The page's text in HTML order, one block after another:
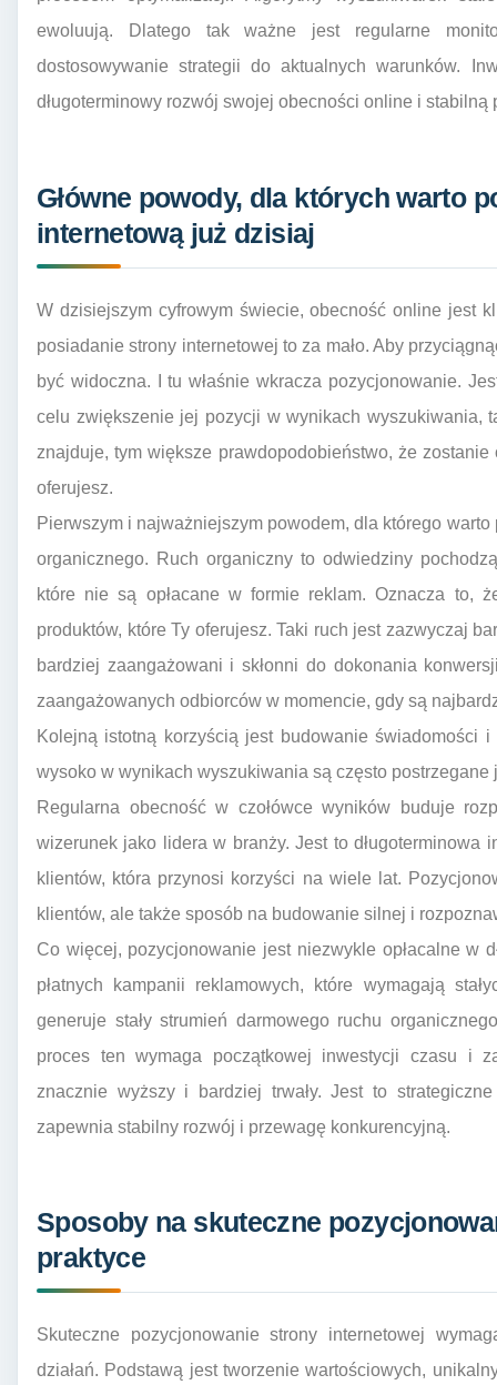
ewoluują. Dlatego tak ważne jest regularne
dostosowywanie strategii do aktualnych warunków.
długoterminowy rozwój swojej obecności online i
Główne powody, dla których warto
internetową już dzisiaj
W dzisiejszym cyfrowym świecie, obecność online jest
posiadanie strony internetowej to za mało. Aby
być widoczna. I tu właśnie wkracza pozycjonowanie.
celu zwiększenie jej pozycji w wynikach wyszukiwania,
znajduje, tym większe prawdopodobieństwo, że
oferujesz.
Pierwszym i najważniejszym powodem, dla którego
organicznego. Ruch organiczny to odwiedziny
które nie są opłacane w formie reklam. Oznacza to,
produktów, które Ty oferujesz. Taki ruch jest zazwyczaj
bardziej zaangażowani i skłonni do dokonania
zaangażowanych odbiorców w momencie, gdy są
Kolejną istotną korzyścią jest budowanie świadomości
wysoko w wynikach wyszukiwania są często
Regularna obecność w czołówce wyników buduje
wizerunek jako lidera w branży. Jest to
klientów, która przynosi korzyści na wiele lat.
klientów, ale także sposób na budowanie silnej i
Co więcej, pozycjonowanie jest niezwykle opłacalne w
płatnych kampanii reklamowych, które wymagają
generuje stały strumień darmowego ruchu
proces ten wymaga początkowej inwestycji czasu i
znacznie wyższy i bardziej trwały. Jest to
zapewnia stabilny rozwój i przewagę konkurencyjną.
Sposoby na skuteczne
praktyce
Skuteczne pozycjonowanie strony internetowej
działań. Podstawą jest tworzenie wartościowych,